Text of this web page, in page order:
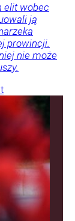
elit wobec
ją
prowincji.
nie może